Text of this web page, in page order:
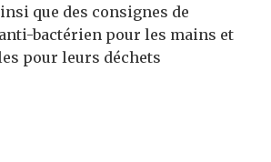
que des consignes de
bactérien pour les mains et
pour leurs déchets